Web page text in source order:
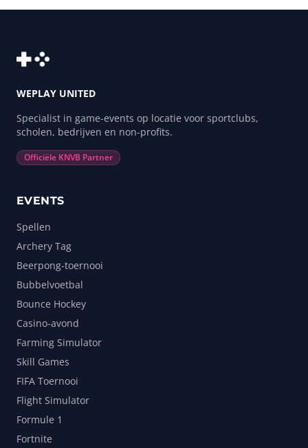
WEPLAY UNITED
Specialist in game-events op locatie voor sportclubs,
scholen, bedrijven en non-profits.
Officiële KNVB Partner
EVENTS
Spellen
Archery Tag
Beerpong-toernooi
Bubbelvoetbal
Bounce Hockey
Casino-avond
Farming Simulator
Skill Games
FIFA Toernooi
Flight Simulator
Formule 1
Fortnite